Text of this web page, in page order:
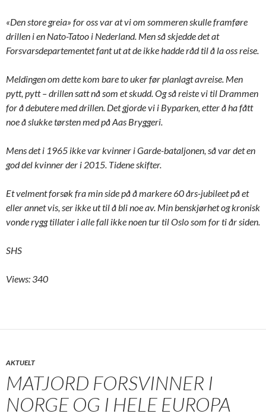
«Den store greia» for oss var at vi om sommeren skulle framføre
drillen i en Nato-Tatoo i Nederland. Men så skjedde det at
Forsvarsdepartementet fant ut at de ikke hadde råd til å la oss reise.
Meldingen om dette kom bare to uker før planlagt avreise. Men
pytt, pytt – drillen satt nå som et skudd. Og så reiste vi til Drammen
for å debutere med drillen. Det gjorde vi i Byparken, etter å ha fått
noe å slukke tørsten med på Aas Bryggeri.
Mens det i 1965 ikke var kvinner i Garde-bataljonen, så var det en
god del kvinner der i 2015. Tidene skifter.
Et velment forsøk fra min side på å markere 60 års-jubileet på et
eller annet vis, ser ikke ut til å bli noe av. Min benskjørhet og kronisk
vonde rygg tillater i alle fall ikke noen tur til Oslo som for ti år siden.
SHS
Views: 340
AKTUELT
MATJORD FORSVINNER I
NORGE OG I HELE EUROPA